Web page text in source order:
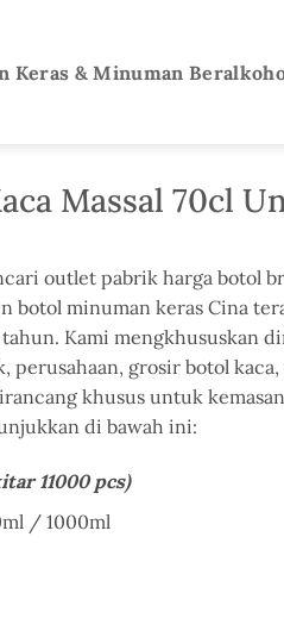
Keras & Minuman
Massal 70cl
outlet pabrik harga botol
botol minuman keras Cina
Kami mengkhususkan
perusahaan, grosir botol
khusus untuk
di bawah ini:
11000 pcs)
/ 1000ml